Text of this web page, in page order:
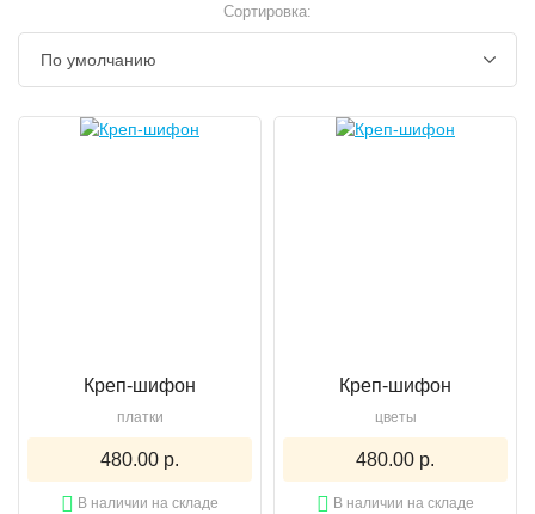
Сортировка:
Креп-шифон
платки
480.00 р.
В наличии на складе
Креп-шифон
цветы
480.00 р.
В наличии на складе